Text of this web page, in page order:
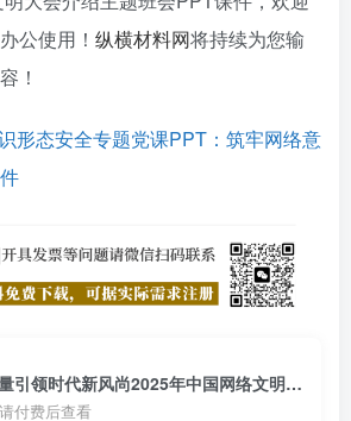
公使用！ 纵横材料网将持续为您输
！
形态安全专题党课PPT：筑牢网络意
附稿|汇聚网络正能量引领时代新风尚2025年中国网络文明大会介绍主题班会PPT课件
付费后查看